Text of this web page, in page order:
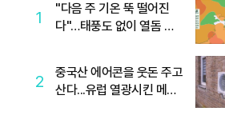
1
"다음 주 기온 뚝 떨어진
다"…태풍도 없이 열돔 박
2
중국산 에어콘을 웃돈 주고
산다...유럽 열광시킨 메이